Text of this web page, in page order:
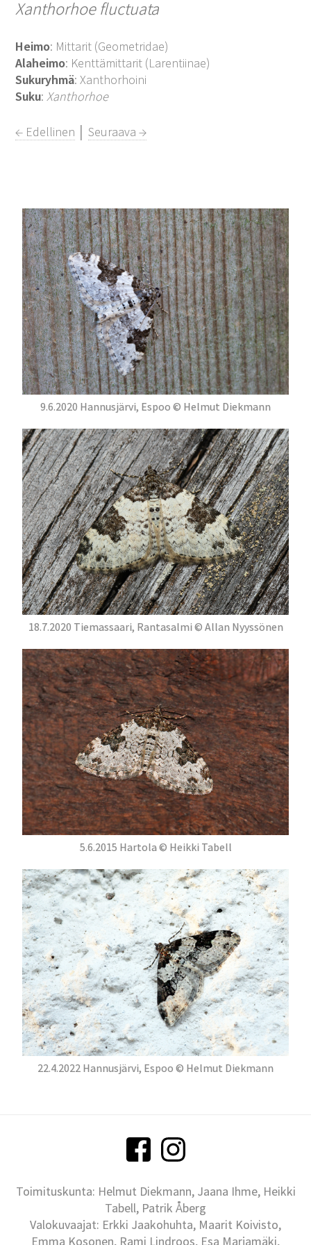
Xanthorhoe fluctuata
Heimo: Mittarit (Geometridae)
Alaheimo: Kenttämittarit (Larentiinae)
Sukuryhmä: Xanthorhoini
Suku:Xanthorhoe
← Edellinen │Seuraava →
9.6.2020 Hannusjärvi, Espoo © Helmut Diekmann
18.7.2020 Tiemassaari, Rantasalmi © Allan Nyyssönen
5.6.2015 Hartola © Heikki Tabell
22.4.2022 Hannusjärvi, Espoo © Helmut Diekmann
Toimituskunta: Helmut Diekmann, Jaana Ihme, Heikki
Tabell, Patrik Åberg
Valokuvaajat: Erkki Jaakohuhta, Maarit Koivisto,
Emma Kosonen, Rami Lindroos, Esa Marjamäki,